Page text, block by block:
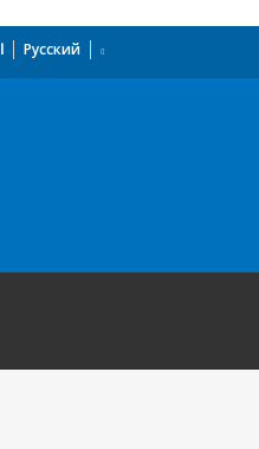
Русский